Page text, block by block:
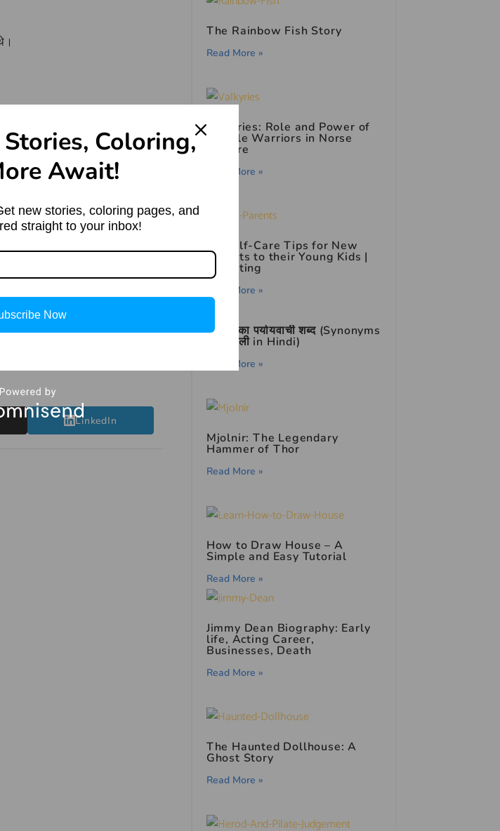
कोई प्रश्न हैं, तो आप उन्हें
को Bookmark कर लें।
LinkedIn
The Rainbow Fish Story
Read More »
Valkyries: Role and Power of
Female Warriors in Norse
Culture
Read More »
10 Self-Care Tips for New
Parents to their Young Kids |
Parenting
Read More »
बिजली का पर्यायवाची शब्द (Synonyms
of बिजली in Hindi)
Read More »
Mjolnir: The Legendary
Hammer of Thor
Read More »
How to Draw House – A
Simple and Easy Tutorial
Read More »
Jimmy Dean Biography: Early
life, Acting Career,
Businesses, Death
Read More »
The Haunted Dollhouse: A
Ghost Story
Read More »
Coloring,
Await!
new stories, coloring pages, and
straight to your inbox!
Now